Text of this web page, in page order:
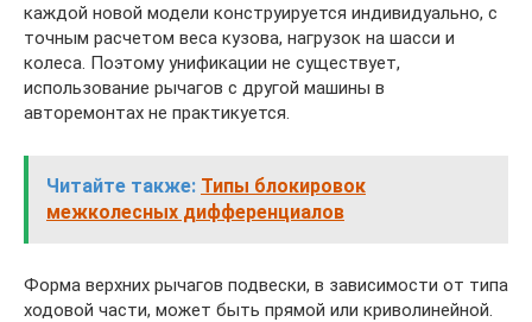
каждой новой модели конструируется индивидуально, с
точным расчетом веса кузова, нагрузок на шасси и
колеса. Поэтому унификации не существует,
использование рычагов с другой машины в
авторемонтах не практикуется.
Читайте также: Типы блокировок
межколесных дифференциалов
Форма верхних рычагов подвески, в зависимости от типа
ходовой части, может быть прямой или криволинейной.